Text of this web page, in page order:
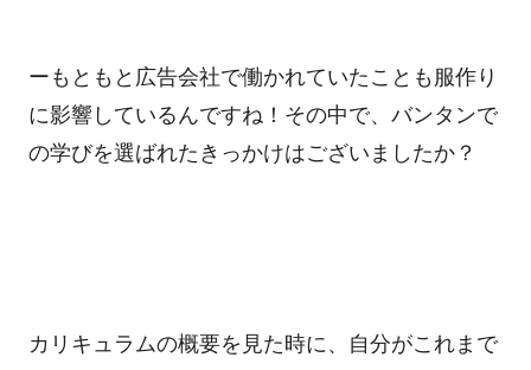
ーもともと広告会社で働かれていたことも服作り
に影響しているんですね！その中で、バンタンで
の学びを選ばれたきっかけはございましたか？
カリキュラムの概要を見た時に、自分がこれまで